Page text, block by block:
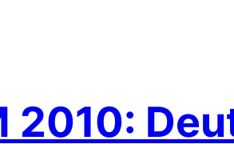
2010: